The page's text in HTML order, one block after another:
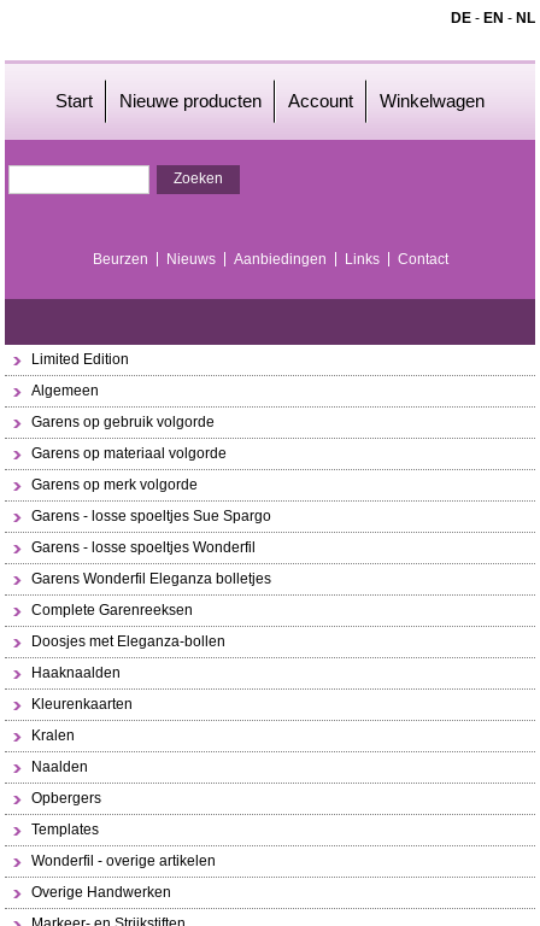
DE- EN - NL
Start Nieuwe producten Account Winkelwagen
Beurzen Nieuws Aanbiedingen Links Contact
Limited Edition
Algemeen
Garens op gebruik volgorde
Garens op materiaal volgorde
Garens op merk volgorde
Garens - losse spoeltjes Sue Spargo
Garens - losse spoeltjes Wonderfil
Garens Wonderfil Eleganza bolletjes
Complete Garenreeksen
Doosjes met Eleganza-bollen
Haaknaalden
Kleurenkaarten
Kralen
Naalden
Opbergers
Templates
Wonderfil - overige artikelen
Overige Handwerken